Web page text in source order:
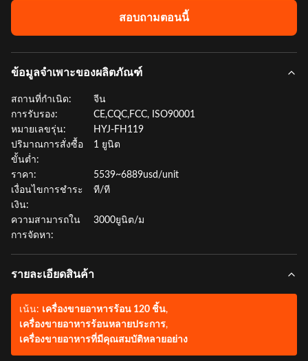
สอบถามตอนนี้
ข้อมูลจำเพาะของผลิตภัณฑ์
สถานที่กำเนิด:
จีน
การรับรอง:
CE,CQC,FCC, ISO90001
หมายเลขรุ่น:
HYJ-FH119
ปริมาณการสั่งซื้อ
ขั้นต่ำ:
1 ยูนิต
ราคา:
5539~6889usd/unit
เงื่อนไขการชำระ
เงิน:
ที/ที
ความสามารถใน
การจัดหา:
3000ยูนิต/ม
รายละเอียดสินค้า
เน้น: เครื่องขายอาหารร้อน 120 ชิ้น,
เครื่องขายอาหารร้อนหลายประการ,
เครื่องขายอาหารที่มีคุณสมบัติหลายอย่าง